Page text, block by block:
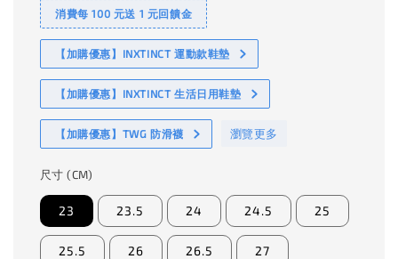
消費每 100 元送 1 元回饋金
【加購優惠】INXTINCT 運動款鞋墊
【加購優惠】INXTINCT 生活日用鞋墊
【加購優惠】TWG 防滑襪 瀏覽更多
尺寸 (CM)
23 23.5 24 24.5 25
25.5 26 26.5 27